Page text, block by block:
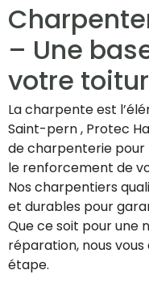
– Une
votre
La charpente est
Saint-pern , Protec
de charpenterie pour
le renforcement de
Nos charpentiers
et durables pour
Que ce soit pour une
réparation, nous
étape.